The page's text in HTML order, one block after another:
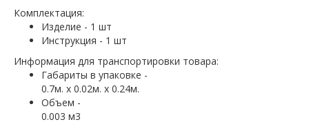
Комплектация:
Изделие - 1 шт
Инструкция - 1 шт
Информация для транспортировки товара:
Габариты в упаковке -
0.7м. x 0.02м. x 0.24м.
Объем -
0.003 м3